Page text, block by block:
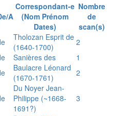
A
Correspondant-e
(Nom Prénom
Dates)
Nombre
de
scan(s)
Tholozan Esprit de
(1640-1700)
2
Sanières des
1
Baulacre Léonard
(1670-1761)
2
Du Noyer Jean-
Philippe (~1668-
1691?)
3